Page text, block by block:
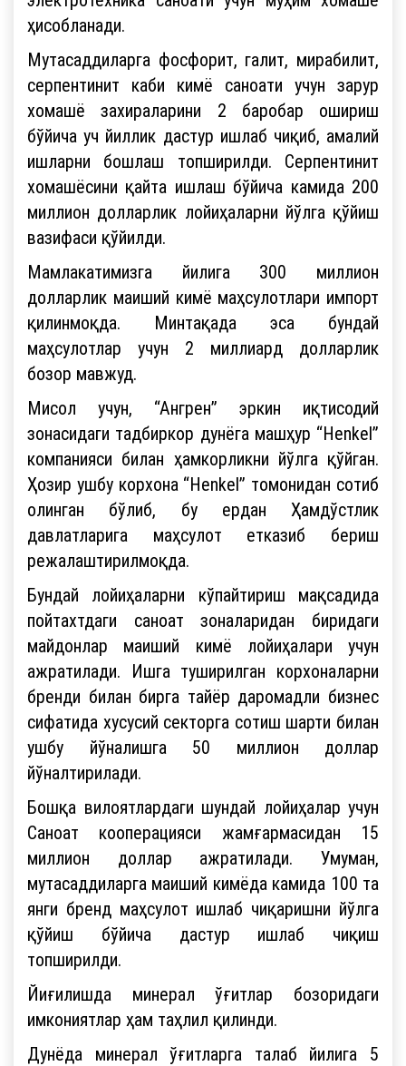
ҳисобланади.
Мутасаддиларга фосфорит, галит, мирабилит,
серпентинит каби кимё саноати учун зарур
хомашё захираларини 2 баробар ошириш
бўйича уч йиллик дастур ишлаб чиқиб, амалий
ишларни бошлаш топширилди. Серпентинит
хомашёсини қайта ишлаш бўйича камида 200
миллион долларлик лойиҳаларни йўлга қўйиш
вазифаси қўйилди.
Мамлакатимизга йилига 300 миллион
долларлик маиший кимё маҳсулотлари импорт
қилинмоқда. Минтақада эса бундай
маҳсулотлар учун 2 миллиард долларлик
бозор мавжуд.
Мисол учун, “Ангрен” эркин иқтисодий
зонасидаги тадбиркор дунёга машҳур “Henkel”
компанияси билан ҳамкорликни йўлга қўйган.
Ҳозир ушбу корхона “Henkel” томонидан сотиб
олинган бўлиб, бу ердан Ҳамдўстлик
давлатларига маҳсулот етказиб бериш
режалаштирилмоқда.
Бундай лойиҳаларни кўпайтириш мақсадида
пойтахтдаги саноат зоналаридан биридаги
майдонлар маиший кимё лойиҳалари учун
ажратилади. Ишга туширилган корхоналарни
бренди билан бирга тайёр даромадли бизнес
сифатида хусусий секторга сотиш шарти билан
ушбу йўналишга 50 миллион доллар
йўналтирилади.
Бошқа вилоятлардаги шундай лойиҳалар учун
Саноат кооперацияси жамғармасидан 15
миллион доллар ажратилади. Умуман,
мутасаддиларга маиший кимёда камида 100 та
янги бренд маҳсулот ишлаб чиқаришни йўлга
қўйиш бўйича дастур ишлаб чиқиш
топширилди.
Йиғилишда минерал ўғитлар бозоридаги
имкониятлар ҳам таҳлил қилинди.
Дунёда минерал ўғитларга талаб йилига 5